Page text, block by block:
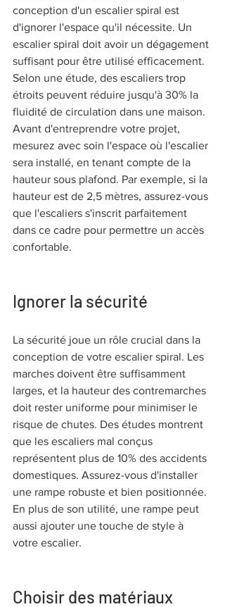
conception d'un escalier spiral est
d'ignorer l'espace qu'il nécessite. Un
escalier spiral doit avoir un dégagement
suffisant pour être utilisé efficacement.
Selon une étude, des escaliers trop
étroits peuvent réduire jusqu'à 30% la
fluidité de circulation dans une maison.
Avant d'entreprendre votre projet,
mesurez avec soin l'espace où l'escalier
sera installé, en tenant compte de la
hauteur sous plafond. Par exemple, si la
hauteur est de 2,5 mètres, assurez-vous
que l'escaliers s'inscrit parfaitement
dans ce cadre pour permettre un accès
confortable.
Ignorer la sécurité
La sécurité joue un rôle crucial dans la
conception de votre escalier spiral. Les
marches doivent être suffisamment
larges, et la hauteur des contremarches
doit rester uniforme pour minimiser le
risque de chutes. Des études montrent
que les escaliers mal conçus
représentent plus de 10% des accidents
domestiques. Assurez-vous d'installer
une rampe robuste et bien positionnée.
En plus de son utilité, une rampe peut
aussi ajouter une touche de style à
votre escalier.
Choisir des matériaux